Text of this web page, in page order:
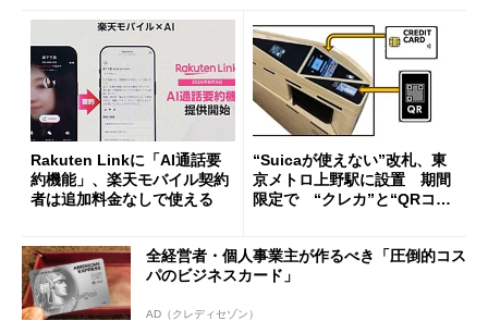
Rakuten Linkに「AI通話要
約機能」、楽天モバイル契約
者は追加料金なしで使える
“Suicaが使えない”改札、東
京メトロ上野駅に設置 期間
限定で “クレカ”と“QRコー
全経営者・個人事業主が作るべき「圧倒的コス
パのビジネスカード」
AD（クレディセゾン）